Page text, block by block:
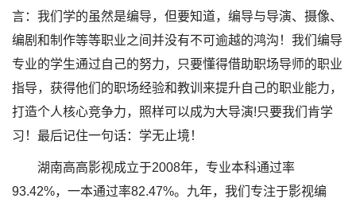
言：我们学的虽然是编导，但要知道，编导与导演、摄像、
编剧和制作等等职业之间并没有不可逾越的鸿沟！我们编导
专业的学生通过自己的努力，只要懂得借助职场导师的职业
指导，获得他们的职场经验和教训来提升自己的职业能力，
打造个人核心竞争力，照样可以成为大导演!只要我们肯学
习！最后记住一句话：学无止境！
湖南高高影视成立于2008年，专业本科通过率
93.42%，一本通过率82.47%。九年，我们专注于影视编